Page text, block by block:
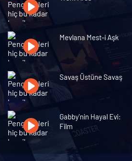
Mevlana Mest-i Aşk
Savaş Üstüne Savaş
Gabby'nin Hayal Evi:
Film
Dövüş Efsanesi